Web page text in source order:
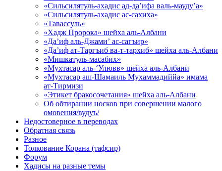
«Сильсилятуль-ахадис ад-да’ифа валь-мауду’а»
«Сильсилятуль-ахадис ас-сахиха»
«Тавассуль»
«Хадж Пророка» шейха аль-Албани
«Да’иф аль-Джами’ ас-сагъир»
«Да’иф ат-Таргъиб ва-т-тархиб» шейха аль-Албани
«Мишкатуль-масабих»
«Мухтасар аль-‘Улювв» шейха аль-Албани
«Мухтасар аш-Шамаиль Мухаммадиййа» имама
ат-Тирмизи
«Этикет бракосочетания» шейха аль-Албани
Об обтирании носков при совершении малого
омовения/вудуъ/
Недостоверное в переводах
Обратная связь
Разное
Толкование Корана (тафсир)
Форум
Хадисы на разные темы